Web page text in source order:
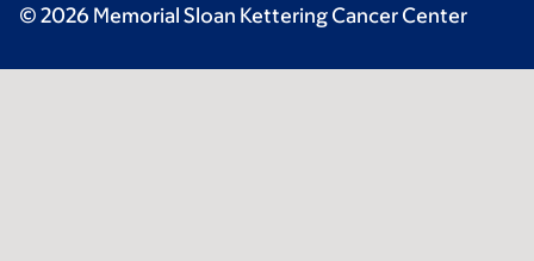
© 2026 Memorial Sloan Kettering Cancer Center